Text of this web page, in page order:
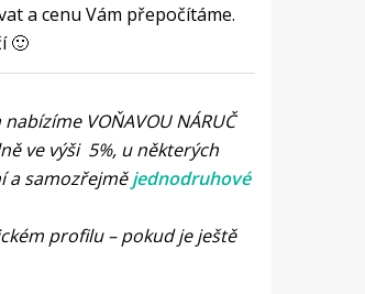
a cenu Vám přepočítáme.
🙂
VOŇAVOU NÁRUČ
ve výši 5%, u některých
a samozřejmějednodruhové
profilu – pokud je ještě